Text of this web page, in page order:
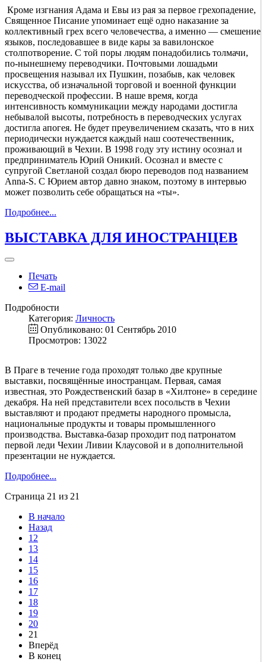
Кроме изгнания Адама и Евы из рая за первое грехопадение,
Священное Писание упоминает ещё одно наказание за
коллективный грех всего человечества, а именно — смешение
языков, последовавшее в виде кары за вавилонское
столпотворение. С той поры людям понадобились толмачи,
по-нынешнему переводчики. Почтовыми лошадьми
просвещения называл их Пушкин, позабыв, как человек
искусства, об изначальной торговой и военной функции
переводческой профессии. В наше время, когда
интенсивность коммуникации между народами достигла
небывалой высоты, потребность в переводческих услугах
достигла апогея. Не будет преувеличением сказать, что в них
периодически нуждается каждый наш соотечественник,
проживающий в Чехии. В 1998 году эту истину осознал и
предприниматель Юрий Оникий. Осознал и вместе с
супругой Светланой создал бюро переводов под названием
Anna-S. С Юрием автор давно знаком, поэтому в интервью
может позволить себе обращаться на «ты».
Подробнее...
ВЫСТАВКА ДЛЯ ИНОСТРАНЦЕВ
Печать
E-mail
Подробности
Категория: Личность
Опубликовано: 01 Сентябрь 2010
Просмотров: 13022
В Праге в течение года проходят только две крупные
выставки, посвящённые иностранцам. Первая, самая
известная, это Рождественский базар в «Хилтоне» в середине
декабря. На ней представители всех посольств в Чехии
выставляют и продают предметы народного промысла,
национальные продукты и товары промышленного
производства. Выставка-базар проходит под патронатом
первой леди Чехии Ливии Клаусовой и в дополнительной
презентации не нуждается.
Подробнее...
Страница 21 из 21
В начало
Назад
12
13
14
15
16
17
18
19
20
21
Вперёд
В конец